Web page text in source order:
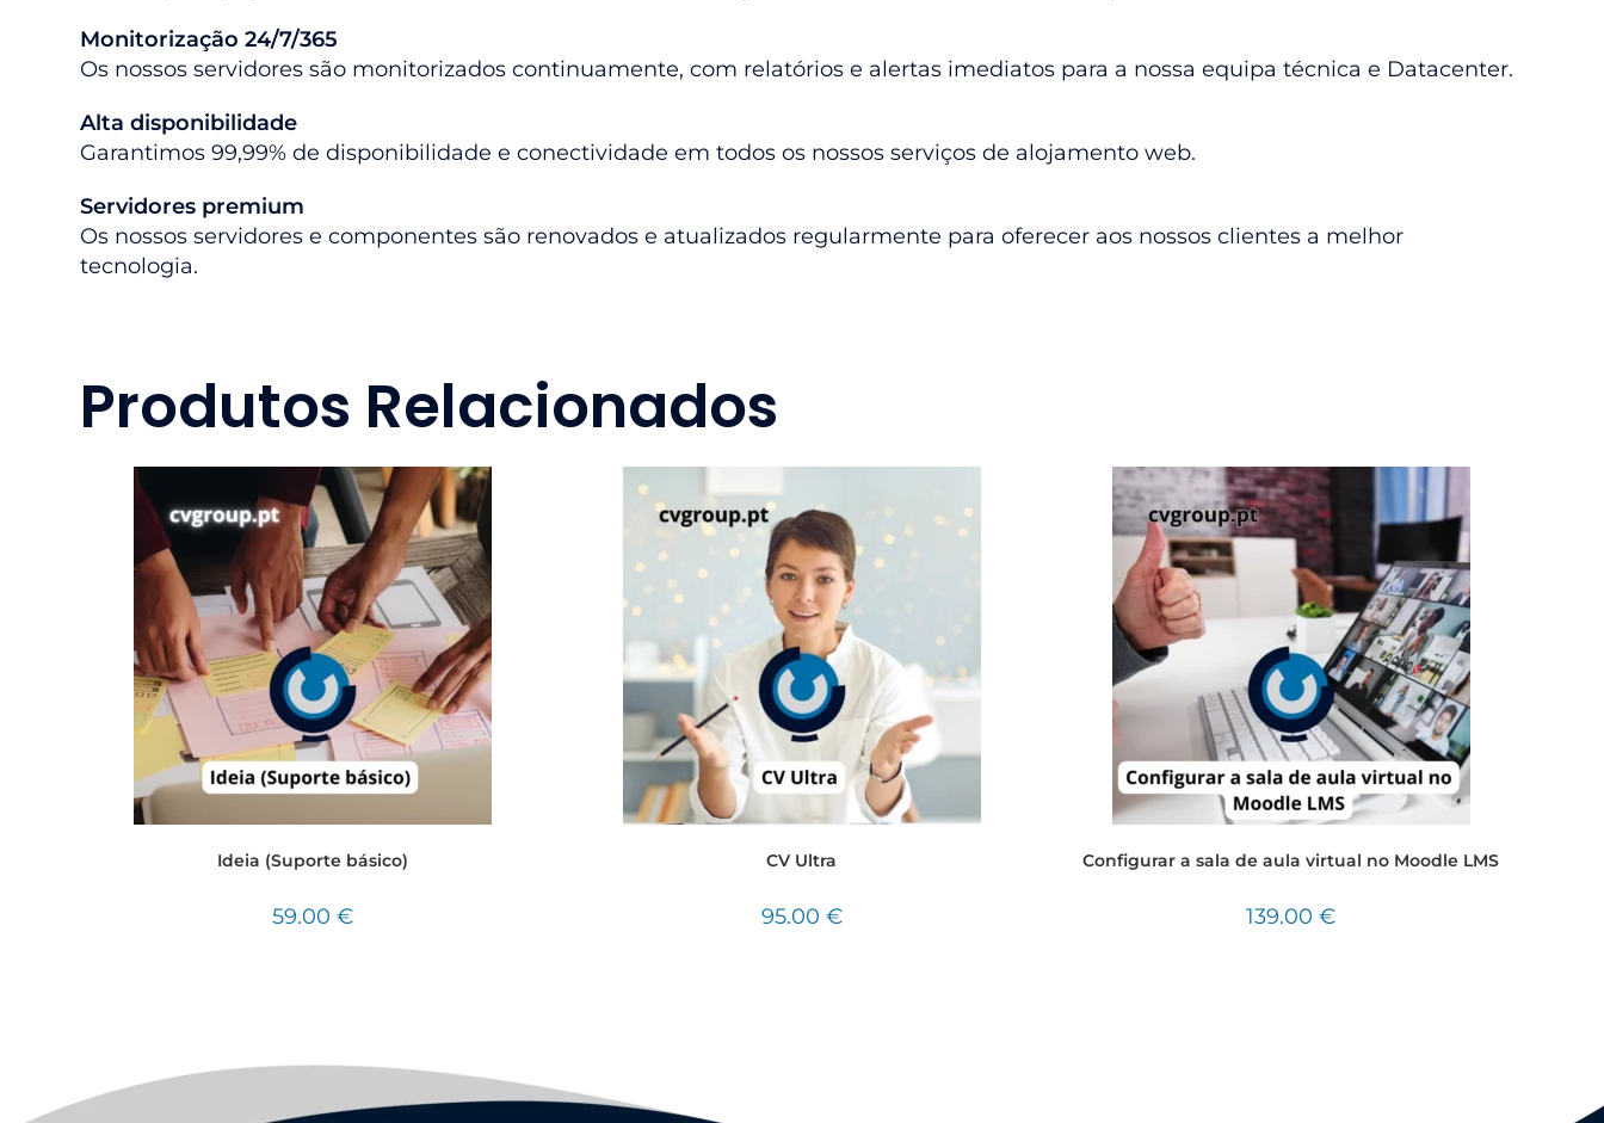
Monitorização 24/7/365
Os nossos servidores são monitorizados continuamente, com relatórios e alertas imediatos para a nossa equipa técnica e Datacenter.
Alta disponibilidade
Garantimos 99,99% de disponibilidade e conectividade em todos os nossos serviços de alojamento web.
Servidores premium
Os nossos servidores e componentes são renovados e atualizados regularmente para oferecer aos nossos clientes a melhor
tecnologia.
Produtos Relacionados
Ideia (Suporte básico)
59.00€
CV Ultra
95.00 €
Configurar a sala de aula virtual no Moodle LMS
139.00€